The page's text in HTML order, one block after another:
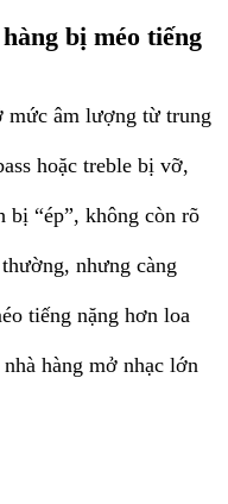
bị méo tiếng
mức âm lượng từ trung
hoặc treble bị vỡ,
bị “ép”, không còn rõ
nhưng càng
tiếng nặng hơn loa
hàng mở nhạc lớn